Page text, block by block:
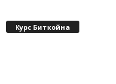
Курс Биткойна